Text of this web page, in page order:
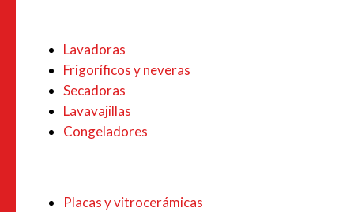
Lavadoras
Frigoríficos y neveras
Secadoras
Lavavajillas
Congeladores
Placas y vitrocerámicas